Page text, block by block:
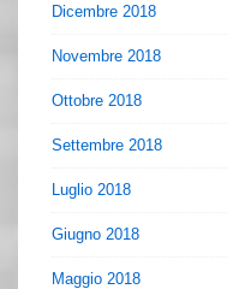
Dicembre 2018
Novembre 2018
Ottobre 2018
Settembre 2018
Luglio 2018
Giugno 2018
Maggio 2018